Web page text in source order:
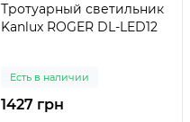
Тротуарный светильник
Kanlux ROGER DL-LED12
Есть в наличии
1427 грн